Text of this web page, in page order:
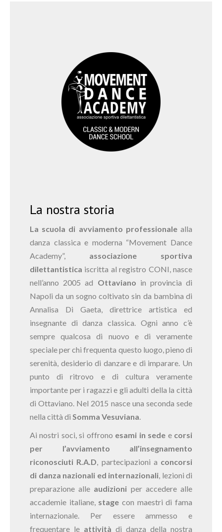
La nostra storia
La scuola di avviamento professionalealla
danza classica e moderna “Movement Dance
Academy”, associazione sportiva
dilettantistica iscritta al registro CONI, nasce
nell’anno 2005 ad Ottaviano in provincia di
Napoli da un sogno coltivato sin da bambina di
Annalisa Di Gaeta, direttrice artistica ed
insegnante di danza classica. Ogni anno c’è
sempre qualcosa di nuovo e di veramente
speciale per chi frequenta questo luogo, pieno di
serenità, desiderio di danzare e di imparare. Un
punto di ritrovo e di cultura veramente
importante per i ragazzi e gli adulti della la città
di Ottaviano. Nel 2015 nasce una seconda sede
nella città di Somma Vesuviana.
Ai nostri soci, si offrono esami in sede e corsi
per l’avviamento all’insegnamento
riconosciuti R.A.D, partecipazioni a concorsi
di danza nazionali ed internazionali, lezioni di
preparazione alle audizioni per accedere alle
accademie italiane, stage con maestri di fama
internazionale. Per essere ammesso e
frequentare le attività di danza della nostra